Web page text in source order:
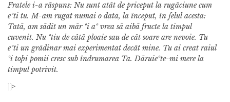
Fratele i-a rãspuns: Nu sunt atât de priceput la rugãciune cum
eºti tu. M-am rugat numai o datã, la început, în felul acesta:
Tatã, am sãdit un mãr ºi aº vrea sã aibã fructe la timpul
cuvenit. Nu ºtiu de câtã ploa­ie sau de cât soare are nevoie. Tu
eºti un grãdinar mai experimentat decât mine. Tu ai creat raiul
ºi toþi pomii cresc sub îndrumarea Ta. Dãruieºte-mi mere la
timpul potrivit.
]]>